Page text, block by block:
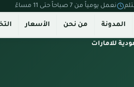
نعمل يومياً من 7 صباحاً حتى 11 مساءً
المدونة من نحن الأسعار
للامارات